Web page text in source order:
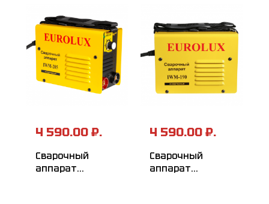
4 590.00 ₽.
Сварочный
аппарат
4 590.00 ₽.
Сварочный
аппарат